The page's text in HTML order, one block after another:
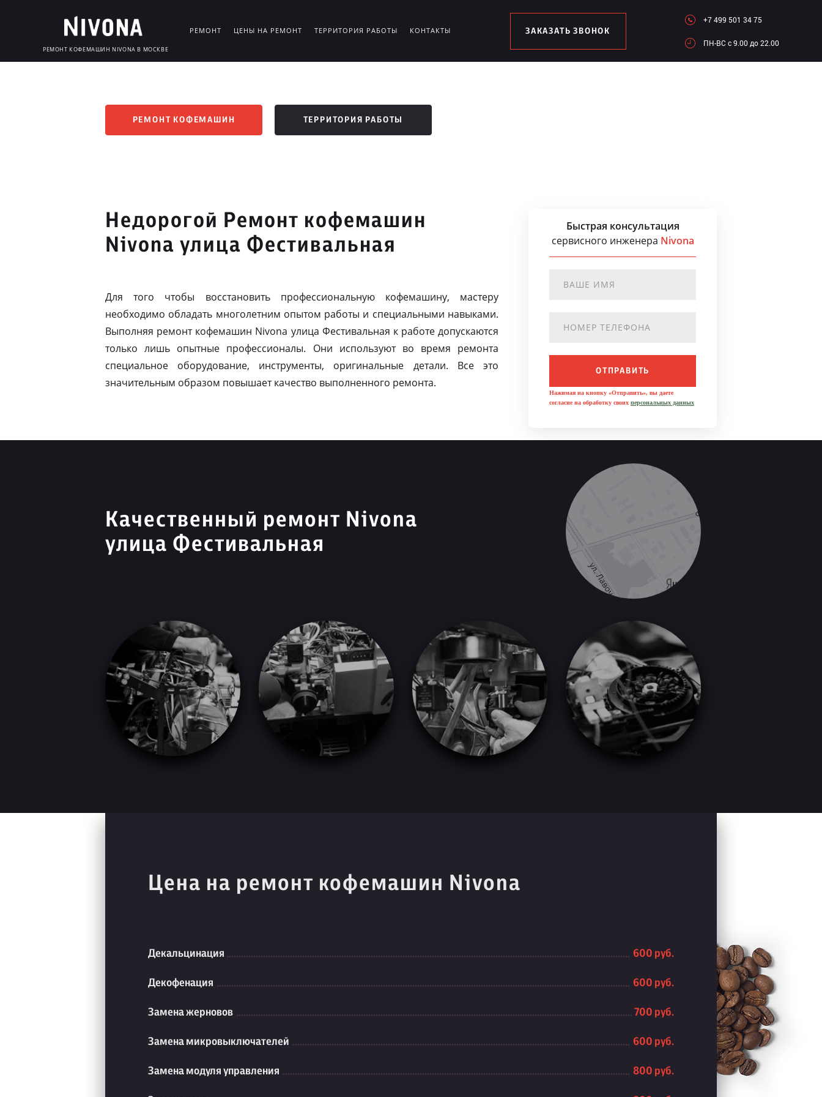
РЕМОНТ КОФЕМАШИН NIVONA В МОСКВЕ
РЕМОНТ ЦЕНЫ НА РЕМОНТ ТЕРРИТОРИЯ РАБОТЫ КОНТАКТЫ ЗАКАЗАТЬ ЗВОНОК
+7 499 501 34 75
ПН-ВC c 9.00 до 22.00
РЕМОНТ КОФЕМАШИН ТЕРРИТОРИЯ РАБОТЫ
Недорогой Ремонт кофемашин
Nivona улица Фестивальная
Для того чтобы восстановить профессиональную кофемашину, мастеру
необходимо обладать многолетним опытом работы и специальными навыками.
Выполняя ремонт кофемашин Nivona улица Фестивальная к работе допускаются
только лишь опытные профессионалы. Они используют во время ремонта
специальное оборудование, инструменты, оригинальные детали. Все это
значительным образом повышает качество выполненного ремонта.
Быстрая консультация
сервисного инженера Nivona
ОТПРАВИТЬ
Нажимая на кнопку «Отправить», вы даете
согласие на обработку своих персональных данных
Качественный ремонт Nivona
улица Фестивальная
Цена на ремонт кофемашин Nivona
Декальцинация 600 руб.
Декофенация 600 руб.
Замена жерновов 700 руб.
Замена микровыключателей 600 руб.
Замена модуля управления 800 руб.